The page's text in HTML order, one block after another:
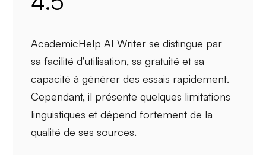
AcademicHelp AI Writer se distingue par
safacilité d’utilisation, sagratuité et sa
capacité àgénérer des essais rapidement.
Cependant, il présente quelques limitations
linguistiques et dépend fortement de la
qualité de ses sources.